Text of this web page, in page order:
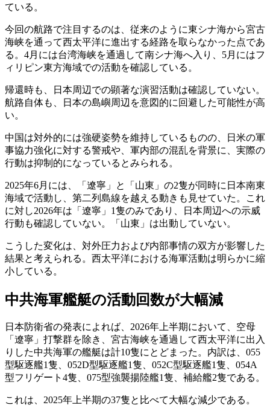
ている。
今回の航路で注目するのは、従来のように東シナ海から宮古
海峡を通って西太平洋に進出する経路を取らなかった点であ
る。4月には台湾海峡を通過して南シナ海へ入り、5月にはフ
ィリピン東方海域での活動を確認している。
帰還時も、日本周辺での顕著な演習活動は確認していない。
航路自体も、日本の島嶼周辺を意図的に回避した可能性が高
い。
中国は対外的には強硬姿勢を維持しているものの、日米の軍
事協力強化に対する警戒や、軍内部の混乱を背景に、実際の
行動は抑制的になっているとみられる。
2025年6月には、「遼寧」と「山東」の2隻が同時に日本南東
海域で活動し、第二列島線を越える動きも見せていた。これ
に対し2026年は「遼寧」1隻のみであり、日本周辺への示威
行動も確認していない。「山東」は出動していない。
こうした変化は、対外圧力および内部事情の双方が影響した
結果と考えられる。西太平洋における海軍活動は明らかに縮
小している。
中共海軍艦艇の活動回数が大幅減
日本防衛省の発表によれば、2026年上半期において、空母
「遼寧」打撃群を除き、宮古海峡を通過して西太平洋に出入
りした中共海軍の艦艇は計10隻にとどまった。内訳は、055
型駆逐艦1隻、052D型駆逐艦1隻、052C型駆逐艦1隻、054A
型フリゲート4隻、075型強襲揚陸艦1隻、補給艦2隻である。
これは、2025年上半期の37隻と比べて大幅な減少である。